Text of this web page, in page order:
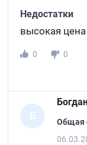
Недостатки
высокая цена
0
0
Б Общая